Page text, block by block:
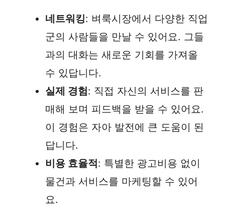
네트워킹: 벼룩시장에서 다양한 직업
군의 사람들을 만날 수 있어요. 그들
과의 대화는 새로운 기회를 가져올
수 있답니다.
실제 경험: 직접 자신의 서비스를 판
매해 보며 피드백을 받을 수 있어요.
이 경험은 자아 발전에 큰 도움이 된
답니다.
비용 효율적: 특별한 광고비용 없이
물건과 서비스를 마케팅할 수 있어
요.